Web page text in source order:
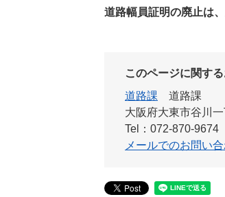
道路幅員証明の廃止は
このページに関す
道路課
道路課
大阪府大東市谷川
Tel：072-870-9674
メールでのお問い